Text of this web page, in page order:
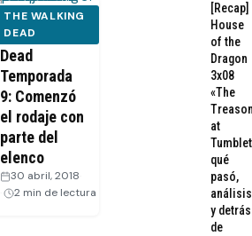
THE WALKING
DEAD
The Walking
Dead
Temporada
9: Comenzó
el rodaje con
parte del
elenco
30 abril, 2018
2 min de lectura
[Recap]
House
of the
Dragon
3x08
«The
at
qué
pasó,
análisis
y detrás
de